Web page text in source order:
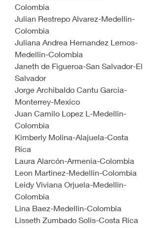
Colombia
Julian Restrepo Alvarez-Medellin-
Colombia
Juliana Andrea Hernandez Lemos-
Medellin-Colombia
Janeth de Figueroa-San Salvador-El
Salvador
Jorge Archibaldo Cantu Garcia-
Monterrey-Mexico
Juan Camilo Lopez L-Medellin-
Colombia
Kimberly Molina-Alajuela-Costa
Rica
Laura Alarcón-Armenia-Colombia
Leon Martinez-Medellin-Colombia
Leidy Viviana Orjuela-Medellin-
Colombia
Lina Baez-Medellin-Colombia
Lisseth Zumbado Solis-Costa Rica